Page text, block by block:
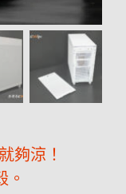
夠涼！
。